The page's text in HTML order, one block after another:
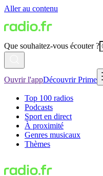
Aller au contenu
Que souhaitez-vous écouter ?
Ouvrir l'appDécouvrir Prime
Top 100 radios
Podcasts
Sport en direct
À proximité
Genres musicaux
Thèmes